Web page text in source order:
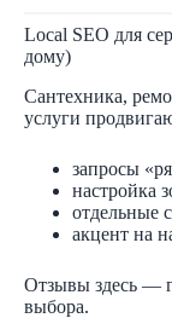
Local SEO для
дому)
Сантехника,
услуги
запросы
настройка
отдельные
акцент на
Отзывы здесь —
выбора.